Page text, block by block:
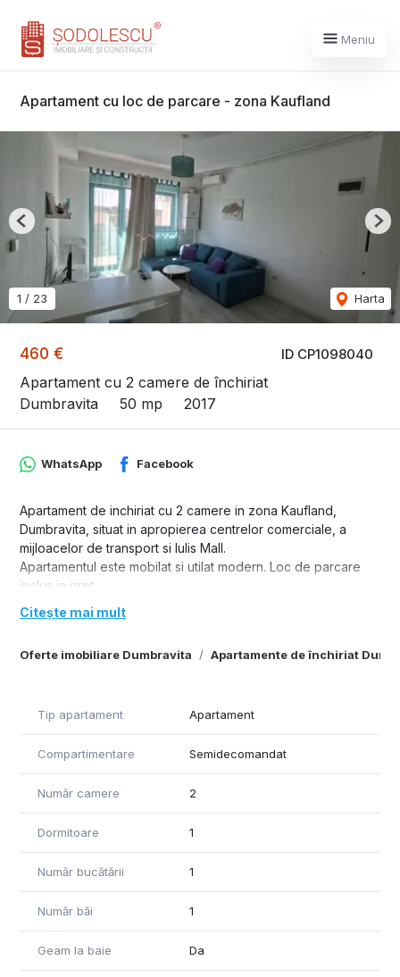
Meniu
Apartament cu loc de parcare - zona Kaufland
ID CP1098040
460 €
Apartament cu 2 camere de închiriat
Dumbravita
50 mp 2017
1 / 23 Harta
Previous
Oferte imobiliare Dumbravita Apartamente de închiriat
WhatsApp Facebook
Apartament de inchiriat cu 2 camere in zona Kaufland,
Dumbravita, situat in apropierea centrelor comerciale, a
mijloacelor de transport si Iulis Mall.
Apartamentul este mobilat si utilat modern. Loc de parcare
inclus in pret.
Citește mai mult
Tip apartament Apartament
Compartimentare Semidecomandat
Număr camere 2
Dormitoare 1
Număr bucătării 1
Număr băi 1
Geam la baie Da